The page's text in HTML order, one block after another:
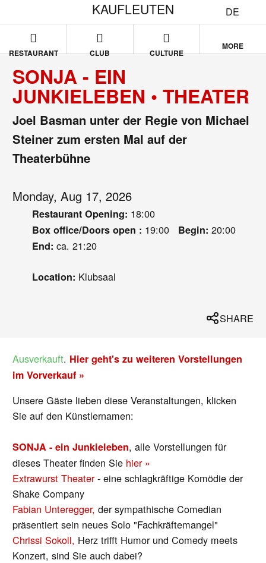
DE
KAUFLEUTEN
RESTAURANT CLUB CULTURE
MORE
SONJA - EIN
JUNKIELEBEN • THEATER
Joel Basman unter der Regie von Michael
Steiner zum ersten Mal auf der
Theaterbühne
Monday, Aug 17, 2026
Restaurant Opening: 18:00
Box office/Doors open : 19:00 Begin: 20:00
End: ca. 21:20
Location: Klubsaal
SHARE
Ausverkauft. Hier geht's zu weiteren Vorstellungen
im Vorverkauf »
Unsere Gäste lieben diese Veranstaltungen, klicken
Sie auf den Künstlernamen:
SONJA - ein Junkieleben, alle Vorstellungen für
dieses Theater finden Sie hier »
Extrawurst Theater- eine schlagkräftige Komödie der
Shake Company
Fabian Unteregger,der sympathische Comedian
präsentiert sein neues Solo "Fachkräftemangel"
Chrissi Sokoll, Herz trifft Humor und Comedy meets
Konzert, sind Sie auch dabei?